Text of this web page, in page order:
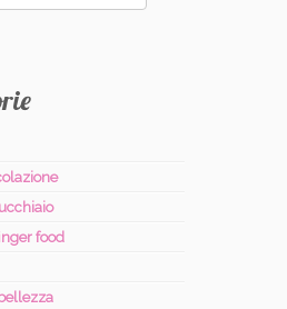
food